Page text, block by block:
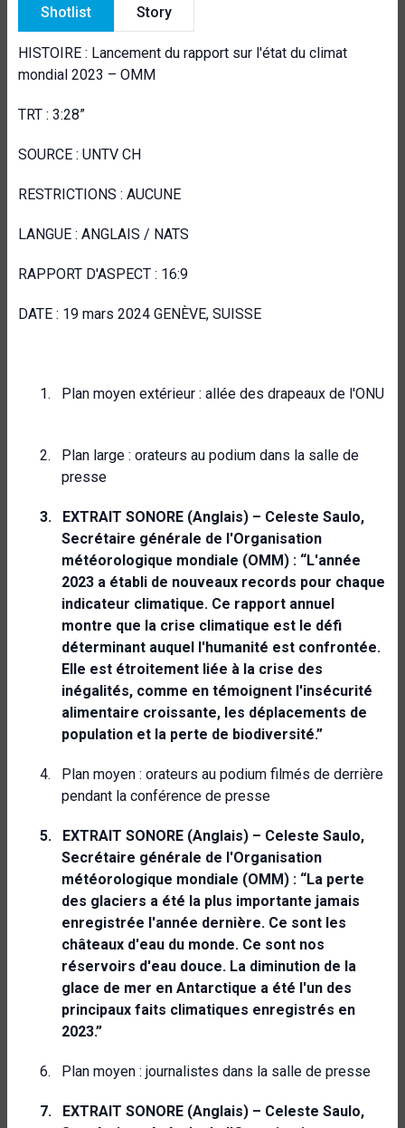
Shotlist Story
HISTOIRE : Lancement du rapport sur l'état du climat
mondial 2023 – OMM
TRT : 3:28”
SOURCE : UNTV CH
RESTRICTIONS : AUCUNE
LANGUE : ANGLAIS / NATS
RAPPORT D'ASPECT : 16:9
DATE : 19 mars 2024 GENÈVE, SUISSE
1. Plan moyen extérieur : allée des drapeaux de l'ONU
2.
Plan large : orateurs au podium dans la salle de
presse
3.
EXTRAIT SONORE (Anglais) – Celeste Saulo,
Secrétaire générale de l'Organisation
météorologique mondiale (OMM) : “L'année
2023 a établi de nouveaux records pour chaque
indicateur climatique. Ce rapport annuel
montre que la crise climatique est le défi
déterminant auquel l'humanité est confrontée.
Elle est étroitement liée à la crise des
inégalités, comme en témoignent l'insécurité
alimentaire croissante, les déplacements de
population et la perte de biodiversité.”
4.
Plan moyen : orateurs au podium filmés de derrière
pendant la conférence de presse
5.
EXTRAIT SONORE (Anglais) – Celeste Saulo,
Secrétaire générale de l'Organisation
météorologique mondiale (OMM) : “La perte
des glaciers a été la plus importante jamais
enregistrée l'année dernière. Ce sont les
châteaux d'eau du monde. Ce sont nos
réservoirs d'eau douce. La diminution de la
glace de mer en Antarctique a été l'un des
principaux faits climatiques enregistrés en
2023.”
6. Plan moyen : journalistes dans la salle de presse
7.
EXTRAIT SONORE (Anglais) – Celeste Saulo,